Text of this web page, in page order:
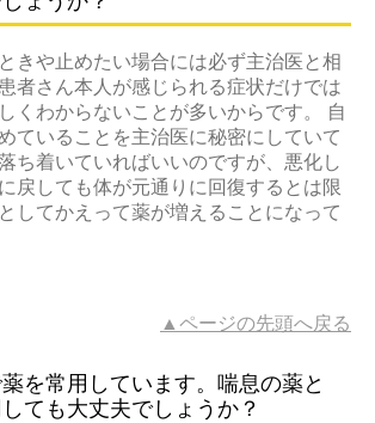
きや止めたい場合には必ず主治医と相
者さん本人が感じられる症状だけでは
くわからないことが多いからです。 自
ていることを主治医に秘密にしていて
ち着いていればいいのですが、悪化し
戻しても体が元通りに回復するとは限
してかえって薬が増えることになって
▲ページの先頭へ戻る
を常用しています。喘息の薬と
ても大丈夫でしょうか？